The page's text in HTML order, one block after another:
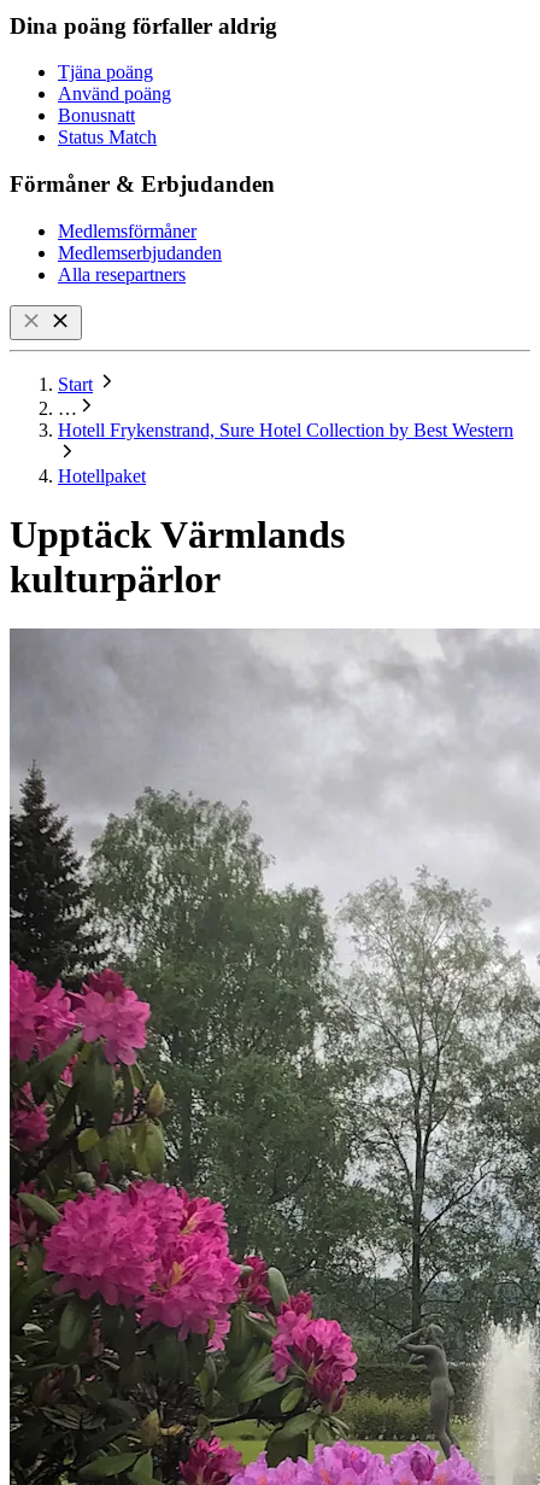
Dina poäng förfaller aldrig
Tjäna poäng
Använd poäng
Bonusnatt
Status Match
Förmåner & Erbjudanden
Medlemsförmåner
Medlemserbjudanden
Alla resepartners
Start
…
Hotell Frykenstrand, Sure Hotel Collection by Best Western
Hotellpaket
Upptäck Värmlands
kulturpärlor